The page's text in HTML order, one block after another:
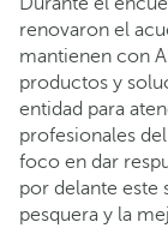
renovaron el
mantienen con
productos y
entidad para
profesionales
foco en dar
por delante este
pesquera y la